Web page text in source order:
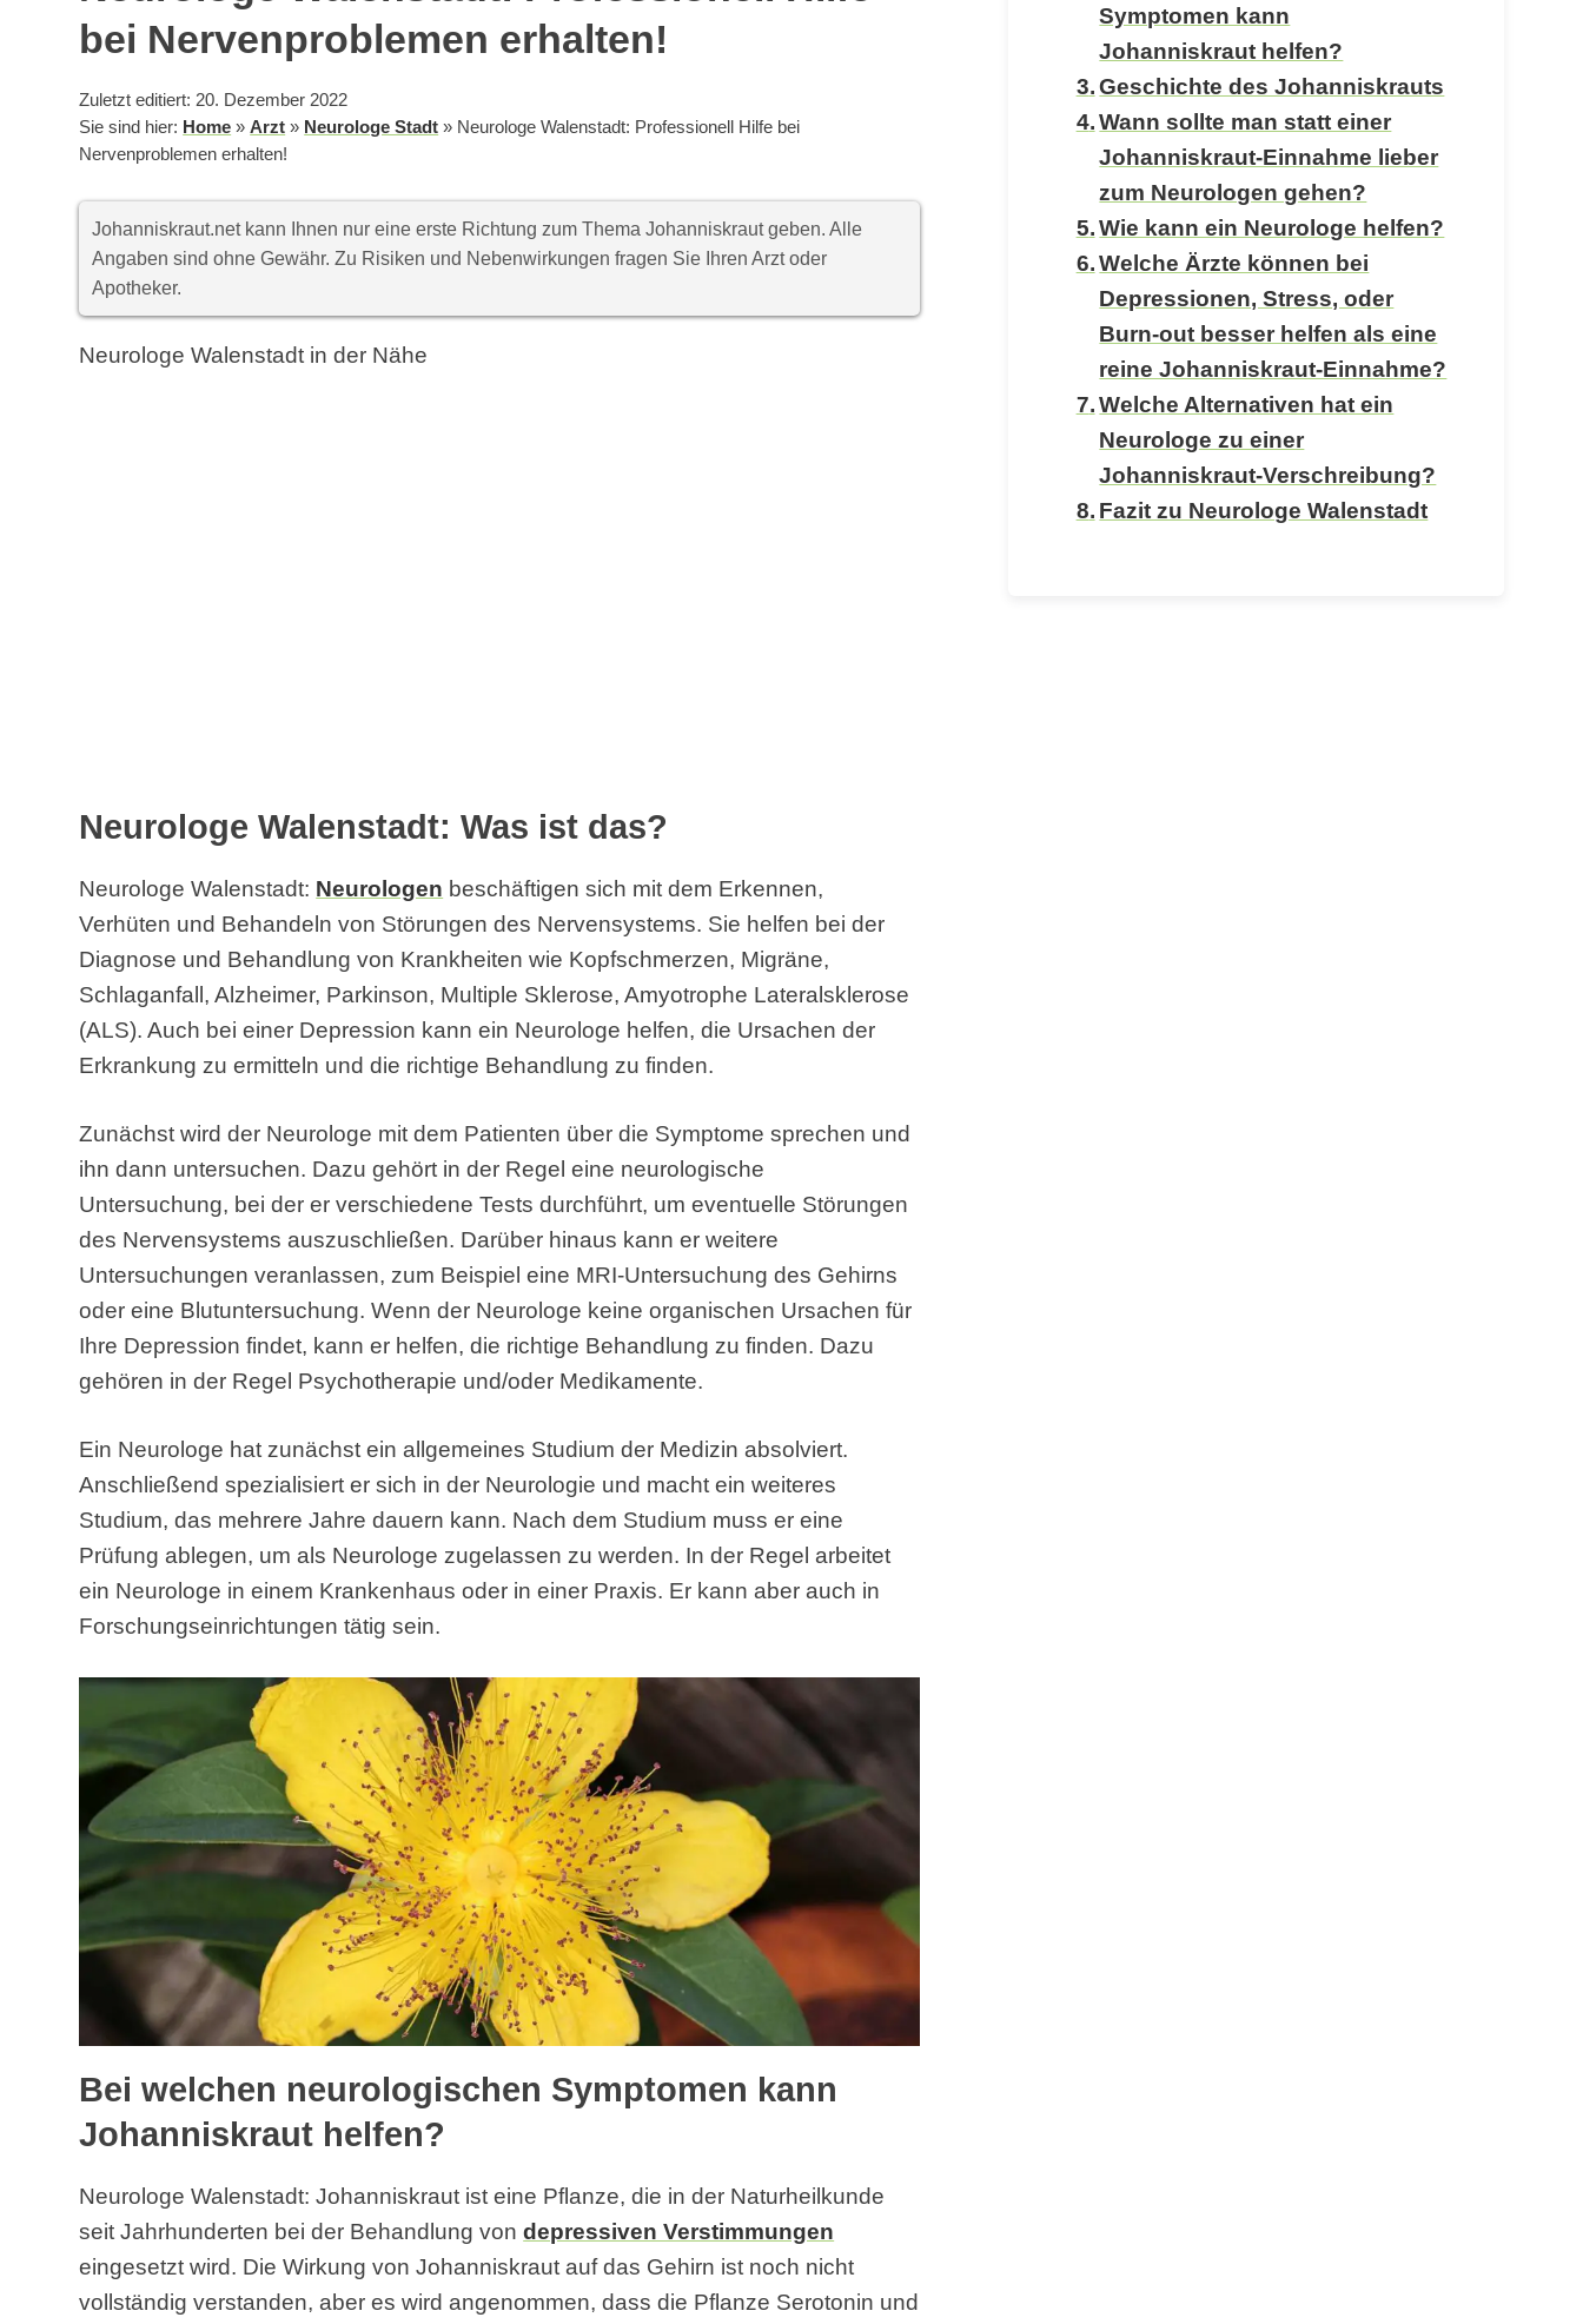
bei Nervenproblemen erhalten!
Zuletzt editiert: 20. Dezember 2022
Sie sind hier: Home »Arzt » Neurologe Stadt » Neurologe Walenstadt: Professionell Hilfe bei
Nervenproblemen erhalten!
Johanniskraut.net kann Ihnen nur eine erste Richtung zum Thema Johanniskraut geben. Alle
Angaben sind ohne Gewähr. Zu Risiken und Nebenwirkungen fragen Sie Ihren Arzt oder
Apotheker.
Neurologe Walenstadt in der Nähe
Neurologe Walenstadt: Was ist das?
Neurologe Walenstadt: Neurologen beschäftigen sich mit dem Erkennen,
Verhüten und Behandeln von Störungen des Nervensystems. Sie helfen bei der
Diagnose und Behandlung von Krankheiten wie Kopfschmerzen, Migräne,
Schlaganfall, Alzheimer, Parkinson, Multiple Sklerose, Amyotrophe Lateralsklerose
(ALS). Auch bei einer Depression kann ein Neurologe helfen, die Ursachen der
Erkrankung zu ermitteln und die richtige Behandlung zu finden.
Zunächst wird der Neurologe mit dem Patienten über die Symptome sprechen und
ihn dann untersuchen. Dazu gehört in der Regel eine neurologische
Untersuchung, bei der er verschiedene Tests durchführt, um eventuelle Störungen
des Nervensystems auszuschließen. Darüber hinaus kann er weitere
Untersuchungen veranlassen, zum Beispiel eine MRI-Untersuchung des Gehirns
oder eine Blutuntersuchung. Wenn der Neurologe keine organischen Ursachen für
Ihre Depression findet, kann er helfen, die richtige Behandlung zu finden. Dazu
gehören in der Regel Psychotherapie und/oder Medikamente.
Ein Neurologe hat zunächst ein allgemeines Studium der Medizin absolviert.
Anschließend spezialisiert er sich in der Neurologie und macht ein weiteres
Studium, das mehrere Jahre dauern kann. Nach dem Studium muss er eine
Prüfung ablegen, um als Neurologe zugelassen zu werden. In der Regel arbeitet
ein Neurologe in einem Krankenhaus oder in einer Praxis. Er kann aber auch in
Forschungseinrichtungen tätig sein.
Bei welchen neurologischen Symptomen kann
Johanniskraut helfen?
Neurologe Walenstadt: Johanniskraut ist eine Pflanze, die in der Naturheilkunde
seit Jahrhunderten bei der Behandlung vondepressiven Verstimmungen
eingesetzt wird. Die Wirkung von Johanniskraut auf das Gehirn ist noch nicht
vollständig verstanden, aber es wird angenommen, dass die Pflanze Serotonin und
Symptomen kann
Johanniskraut helfen?
Geschichte des Johanniskrauts
Wann sollte man statt einer
Johanniskraut-Einnahme lieber
zum Neurologen gehen?
Wie kann ein Neurologe helfen?
Welche Ärzte können bei
Depressionen, Stress, oder
Burn-out besser helfen als eine
reine Johanniskraut-Einnahme?
Welche Alternativen hat ein
Neurologe zu einer
Johanniskraut-Verschreibung?
Fazit zu Neurologe Walenstadt